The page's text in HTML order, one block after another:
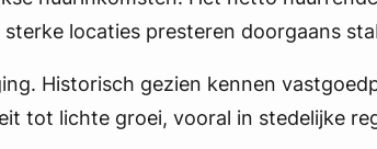
locaties presteren doorgaans
Historisch gezien kennen
tot lichte groei, vooral in stedelijke